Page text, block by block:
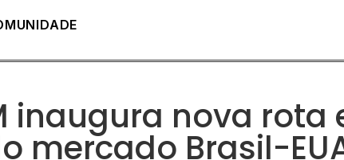
inaugura nova rota
mercado Brasil-